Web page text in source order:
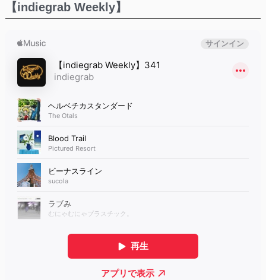
【indiegrab Weekly】